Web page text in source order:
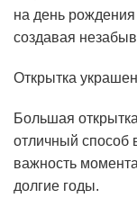
на день
создавая
Открытка
Большая
отличный способ
важность
долгие годы.